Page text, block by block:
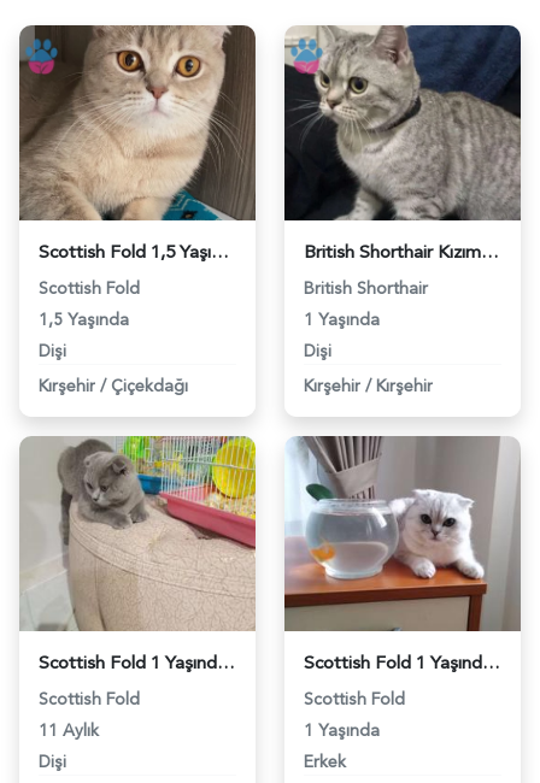
Scottish Fold 1,5 Yaşında Eş Arıyor - 118971008
Scottish Fold
1,5 Yaşında
Dişi
Kırşehir / Çiçekdağı
British Shorthair Kızıma Eş Arıyorum - 118961714
British Shorthair
1 Yaşında
Dişi
Kırşehir / Kırşehir
Scottish Fold 1 Yaşında Kedime Eş Arıyorum - 1988
Scottish Fold
11 Aylık
Dişi
Scottish Fold 1 Yaşında Kedime Eş Arıyorum - 3603
Scottish Fold
1 Yaşında
Erkek